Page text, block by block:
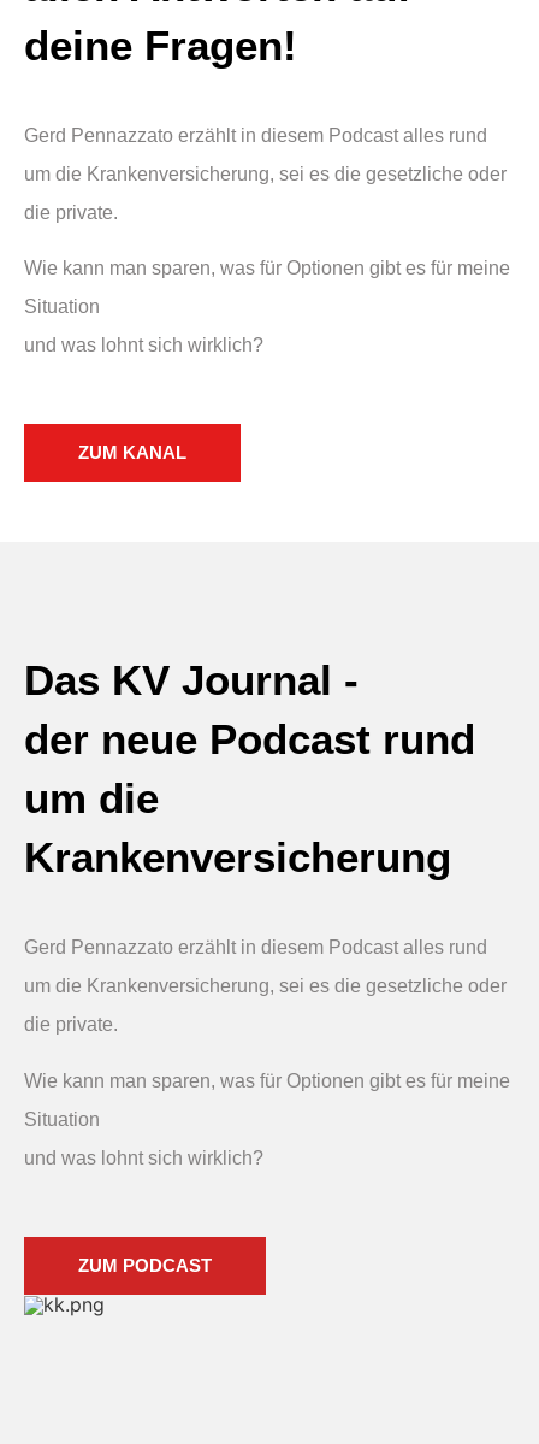
deine Fragen!
Gerd Pennazzato erzählt in diesem Podcast alles rund
um die Krankenversicherung, sei es die gesetzliche oder
die private.
Wie kann man sparen, was für Optionen gibt es für meine
Situation
und was lohnt sich wirklich?
ZUM KANAL
Das KV Journal -
der neue Podcast rund
um die
Krankenversicherung
Gerd Pennazzato erzählt in diesem Podcast alles rund
um die Krankenversicherung, sei es die gesetzliche oder
die private.
Wie kann man sparen, was für Optionen gibt es für meine
Situation
und was lohnt sich wirklich?
ZUM PODCAST